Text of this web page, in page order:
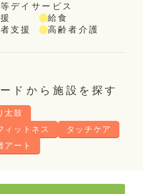
デイサービス
給食
支援
高齢者介護
ドから施設を探す
太鼓
ィットネス
タッチケア
アート